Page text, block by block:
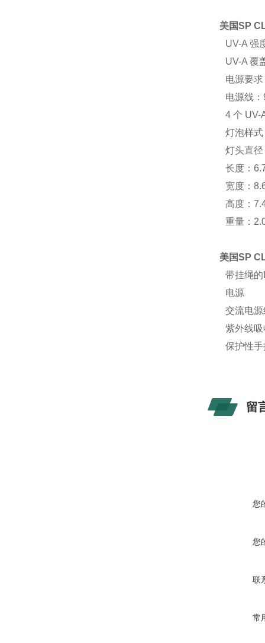
美国SP
UV-A 强
UV-A 覆
电源要
电源线
4 个 UV-
灯泡样
灯头直
长度：
宽度：
高度：
重量：
美国SP
带挂绳
电源
交流电
紫外线
保护性
留
您
您
联
常